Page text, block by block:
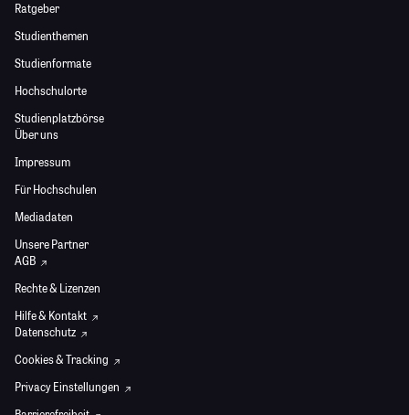
Ratgeber
Studienthemen
Studienformate
Hochschulorte
Studienplatzbörse
Über uns
Impressum
Für Hochschulen
Mediadaten
Unsere Partner
AGB
Rechte & Lizenzen
Hilfe & Kontakt
Datenschutz
Cookies & Tracking
Privacy Einstellungen